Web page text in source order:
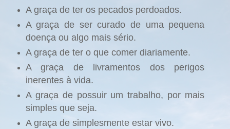
A graça de ter os pecados perdoados.
A graça de ser curado de uma pequena
doença ou algo mais sério.
A graça de ter o que comer diariamente.
A graça de livramentos dos perigos
inerentes à vida.
A graça de possuir um trabalho, por mais
simples que seja.
A graça de simplesmente estar vivo.